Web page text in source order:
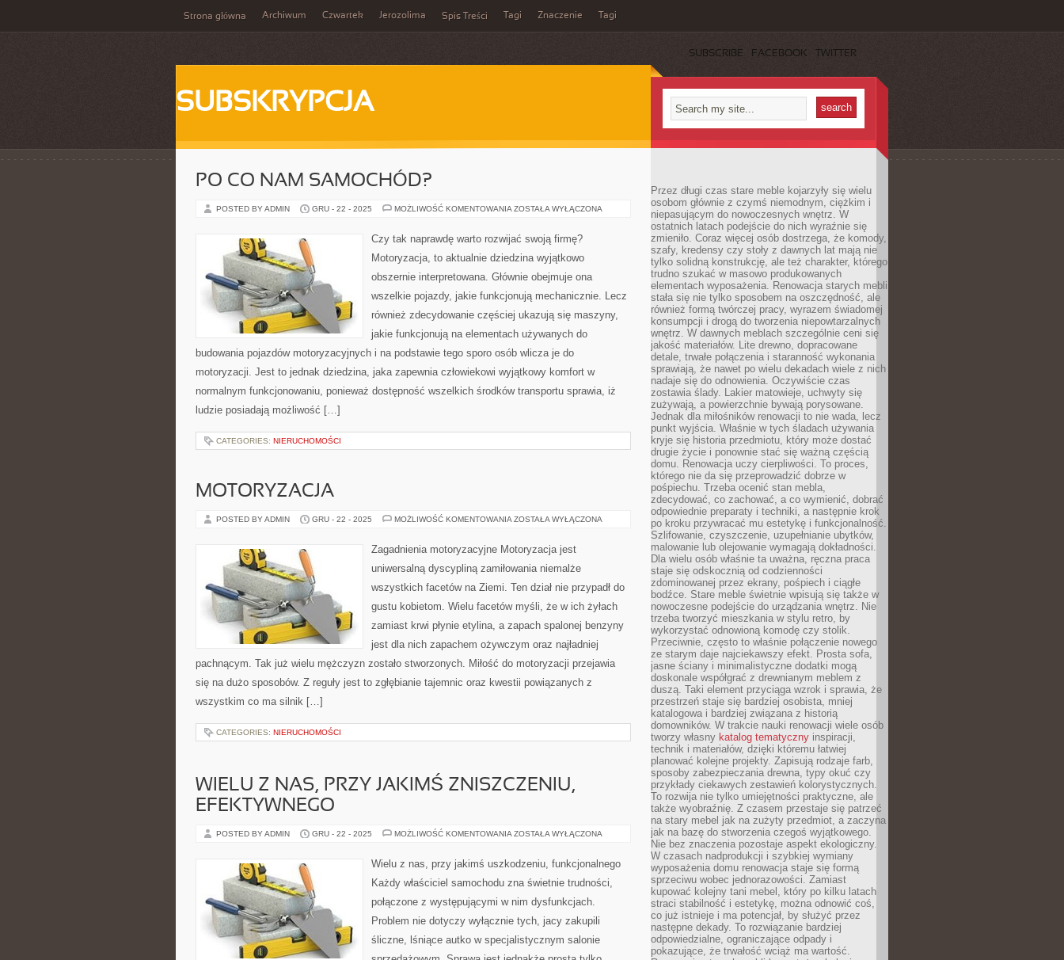
Strona główna Archiwum Czwartek Jerozolima Spis Treści Tagi Znaczenie Tagi
SUBSCRIBE FACEBOOK TWITTER
SUBSKRYPCJA
PO CO NAM SAMOCHÓD?
POSTED BY ADMIN GRU - 22 - 2025 MOŻLIWOŚĆ KOMENTOWANIA PO
SAMOCHÓD?
ZOSTAŁA WYŁĄCZONA
Czy tak naprawdę warto rozwijać swoją firmę?
Motoryzacja, to aktualnie dziedzina wyjątkowo
obszernie interpretowana. Głównie obejmuje ona
wszelkie pojazdy, jakie funkcjonują mechanicznie. Lecz
również zdecydowanie częściej ukazują się maszyny,
jakie funkcjonują na elementach używanych do
budowania pojazdów motoryzacyjnych i na podstawie tego sporo osób wlicza je do
motoryzacji. Jest to jednak dziedzina, jaka zapewnia człowiekowi wyjątkowy komfort w
normalnym funkcjonowaniu, ponieważ dostępność wszelkich środków transportu sprawia, iż
ludzie posiadają możliwość […]
CATEGORIES: NIERUCHOMOŚCI
MOTORYZACJA
POSTED BY ADMIN GRU - 22 - 2025 MOŻLIWOŚĆ KOMENTOWANIA MOTORYZACJA
ZOSTAŁA WYŁĄCZONA
Zagadnienia motoryzacyjne Motoryzacja jest
uniwersalną dyscypliną zamiłowania niemalże
wszystkich facetów na Ziemi. Ten dział nie przypadł do
gustu kobietom. Wielu facetów myśli, że w ich żyłach
zamiast krwi płynie etylina, a zapach spalonej benzyny
jest dla nich zapachem ożywczym oraz najładniej
pachnącym. Tak już wielu mężczyzn zostało stworzonych. Miłość do motoryzacji przejawia
się na dużo sposobów. Z reguły jest to zgłębianie tajemnic oraz kwestii powiązanych z
wszystkim co ma silnik […]
CATEGORIES: NIERUCHOMOŚCI
WIELU Z NAS, PRZY JAKIMŚ ZNISZCZENIU,
EFEKTYWNEGO
POSTED BY ADMIN GRU - 22 - 2025 MOŻLIWOŚĆ KOMENTOWANIA WIELU
PRZY
JAKIMŚ
EFEKTYWNEGO
ZOSTAŁA WYŁĄCZONA
Wielu z nas, przy jakimś uszkodzeniu, funkcjonalnego
Każdy właściciel samochodu zna świetnie trudności,
połączone z występującymi w nim dysfunkcjach.
Problem nie dotyczy wyłącznie tych, jacy zakupili
śliczne, lśniące autko w specjalistycznym salonie
Przez długi czas stare meble kojarzyły się wielu
osobom głównie z czymś niemodnym, ciężkim i
niepasującym do nowoczesnych wnętrz. W
ostatnich latach podejście do nich wyraźnie się
zmieniło. Coraz więcej osób dostrzega, że komody,
szafy, kredensy czy stoły z dawnych lat mają nie
tylko solidną konstrukcję, ale też charakter, którego
trudno szukać w masowo produkowanych
elementach wyposażenia. Renowacja starych mebli
stała się nie tylko sposobem na oszczędność, ale
również formą twórczej pracy, wyrazem świadomej
konsumpcji i drogą do tworzenia niepowtarzalnych
wnętrz. W dawnych meblach szczególnie ceni się
jakość materiałów. Lite drewno, dopracowane
detale, trwałe połączenia i staranność wykonania
sprawiają, że nawet po wielu dekadach wiele z nich
nadaje się do odnowienia. Oczywiście czas
zostawia ślady. Lakier matowieje, uchwyty się
zużywają, a powierzchnie bywają porysowane.
Jednak dla miłośników renowacji to nie wada, lecz
punkt wyjścia. Właśnie w tych śladach używania
kryje się historia przedmiotu, który może dostać
drugie życie i ponownie stać się ważną częścią
domu. Renowacja uczy cierpliwości. To proces,
którego nie da się przeprowadzić dobrze w
pośpiechu. Trzeba ocenić stan mebla,
zdecydować, co zachować, a co wymienić, dobrać
odpowiednie preparaty i techniki, a następnie krok
po kroku przywracać mu estetykę i funkcjonalność.
Szlifowanie, czyszczenie, uzupełnianie ubytków,
malowanie lub olejowanie wymagają dokładności.
Dla wielu osób właśnie ta uważna, ręczna praca
staje się odskocznią od codzienności
zdominowanej przez ekrany, pośpiech i ciągłe
bodźce. Stare meble świetnie wpisują się także w
nowoczesne podejście do urządzania wnętrz. Nie
trzeba tworzyć mieszkania w stylu retro, by
wykorzystać odnowioną komodę czy stolik.
Przeciwnie, często to właśnie połączenie nowego
ze starym daje najciekawszy efekt. Prosta sofa,
jasne ściany i minimalistyczne dodatki mogą
doskonale współgrać z drewnianym meblem z
duszą. Taki element przyciąga wzrok i sprawia, że
przestrzeń staje się bardziej osobista, mniej
katalogowa i bardziej związana z historią
domowników. W trakcie nauki renowacji wiele osób
tworzy własny katalog tematyczny inspiracji,
technik i materiałów, dzięki któremu łatwiej
planować kolejne projekty. Zapisują rodzaje farb,
sposoby zabezpieczania drewna, typy okuć czy
przykłady ciekawych zestawień kolorystycznych.
To rozwija nie tylko umiejętności praktyczne, ale
także wyobraźnię. Z czasem przestaje się patrzeć
na stary mebel jak na zużyty przedmiot, a zaczyna
jak na bazę do stworzenia czegoś wyjątkowego.
Nie bez znaczenia pozostaje aspekt ekologiczny.
W czasach nadprodukcji i szybkiej wymiany
wyposażenia domu renowacja staje się formą
sprzeciwu wobec jednorazowości. Zamiast
kupować kolejny tani mebel, który po kilku latach
straci stabilność i estetykę, można odnowić coś,
co już istnieje i ma potencjał, by służyć przez
następne dekady. To rozwiązanie bardziej
odpowiedzialne, ograniczające odpady i
pokazujące, że trwałość wciąż ma wartość.